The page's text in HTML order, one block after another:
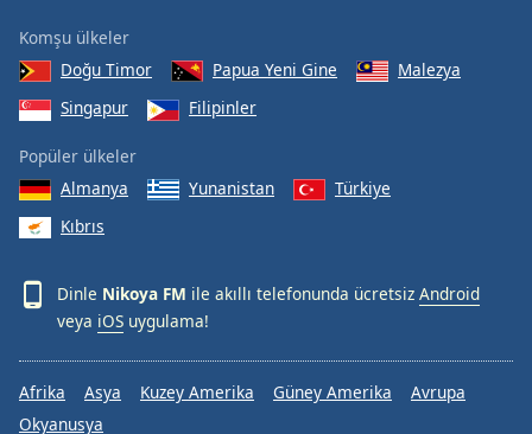
Done
Close
Dialog
dialog
window.
Komşu ülkeler
Doğu Timor
Papua Yeni Gine
Malezya
Singapur
Filipinler
Popüler ülkeler
Almanya
Yunanistan
Türkiye
Kıbrıs
Dinle Nikoya FM ile akıllı telefonunda ücretsiz Android
veya iOS uygulama!
Afrika Asya Kuzey Amerika Güney Amerika
Avrupa
Okyanusya